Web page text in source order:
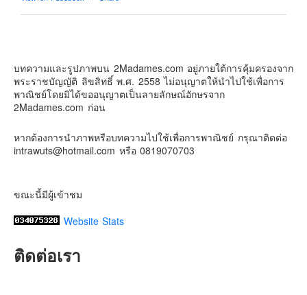
เตรียมไว้หนวด ถอยปืนลูกซอง
#น้องเกรซ #ลูกสาวเราเป็นสาวแล้ว
Photo
บทความและรูปภาพบน 2Madames.com อยู่ภายใต้การคุ้มครองจาก
พระราชบัญญัติ ลิขสิทธิ์ พ.ศ. 2558 ไม่อนุญาตให้นำไปใช้เพื่อการ
พาณิชย์โดยมิได้ขออนุญาตเป็นลายลักษณ์อักษรจาก
2Madames.com ก่อน
หากต้องการนำภาพหรือบทความไปใช้เพื่อการพาณิชย์ กรุณาติดต่อ
intrawuts@hotmail.com หรือ 0819070703
ขณะนี้มีผู้เข้าชม
Website Stats
ติดต่อเรา